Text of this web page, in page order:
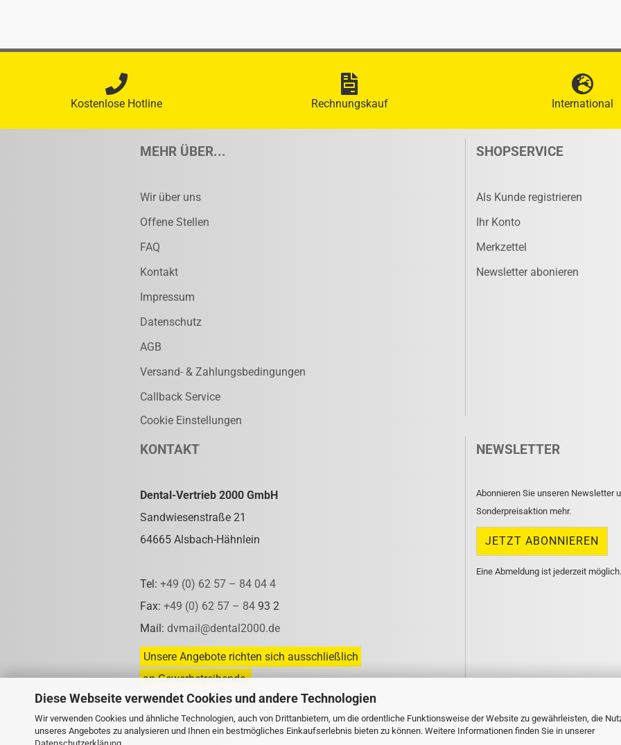
Diese Webseite verwendet Cookies und andere Technologien
Wir verwenden Cookies und ähnliche Technologien, auch von Drittanbietern, um die ordentliche Funktionsweise der Website zu gewährleisten, die
unseres Angebotes zu analysieren und Ihnen ein bestmögliches Einkaufserlebnis bieten zu können. Weitere Informationen finden Sie in unserer
Kostenlose Hotline Rechnungskauf International
MEHR ÜBER...
Wir über uns
Offene Stellen
FAQ
Kontakt
Impressum
Datenschutz
AGB
Versand- & Zahlungsbedingungen
Callback Service
Cookie Einstellungen
SHOPSERVICE
Als Kunde registrieren
Ihr Konto
Merkzettel
Newsletter abonieren
KONTAKT
Dental-Vertrieb 2000 GmbH
Sandwiesenstraße 21
64665 Alsbach-Hähnlein
Tel: +49 (0) 62 57 – 84 04 4
Fax: +49 (0) 62 57 – 84 93 2
Mail: dvmail@dental2000.de
Unsere Angebote richten sich ausschließlich
an Gewerbetreibende.
Weitere Informationen finden Sie in unsernFAQ.
NEWSLETTER
Abonnieren Sie unseren Newsletter
Sonderpreisaktion mehr.
Eine Abmeldung ist jederzeit möglich.